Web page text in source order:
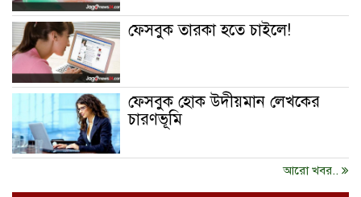
ফেসবুক তারকা হতে চাইলে!
ফেসবুক হোক উদীয়মান লেখকের
চারণভূমি
আরো খবর..